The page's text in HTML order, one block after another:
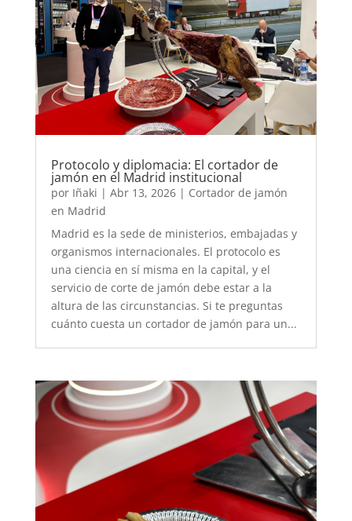
Protocolo y diplomacia: El cortador de
jamón en el Madrid institucional
por Iñaki | Abr 13, 2026| Cortador de jamón
en Madrid
Madrid es la sede de ministerios, embajadas y
organismos internacionales. El protocolo es
una ciencia en sí misma en la capital, y el
servicio de corte de jamón debe estar a la
altura de las circunstancias. Si te preguntas
cuánto cuesta un cortador de jamón para un...